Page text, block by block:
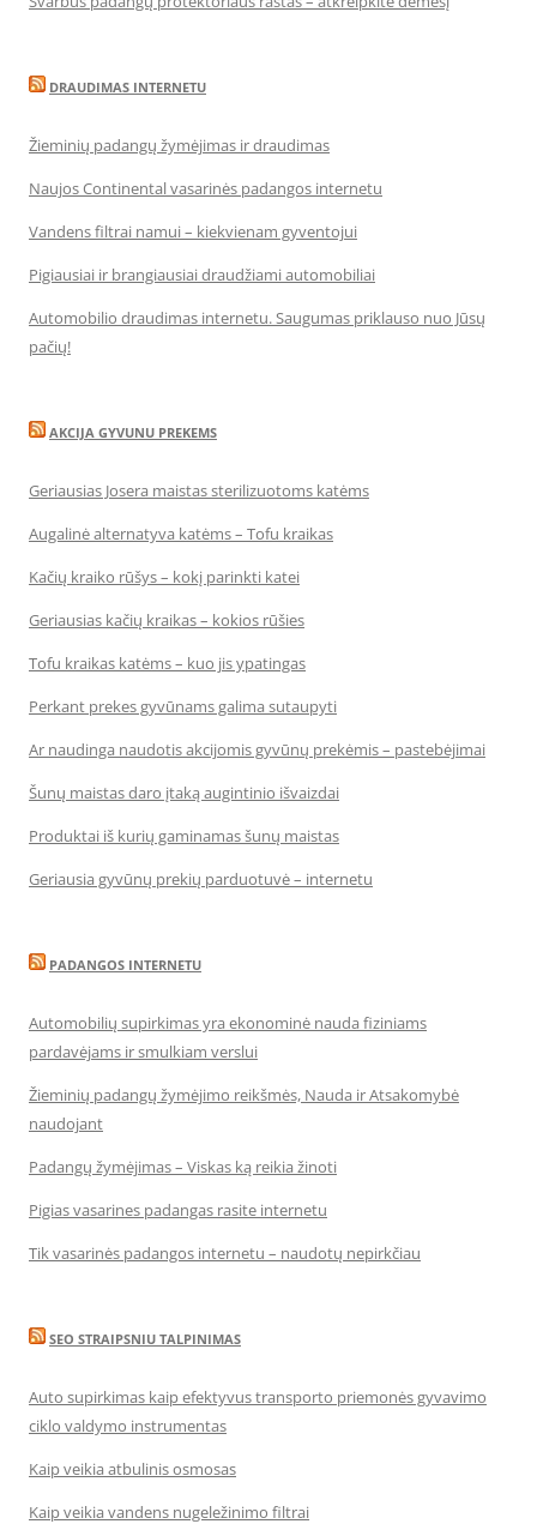
DRAUDIMAS INTERNETU
Žieminių padangų žymėjimas ir draudimas
Naujos Continental vasarinės padangos internetu
Vandens filtrai namui – kiekvienam gyventojui
Pigiausiai ir brangiausiai draudžiami automobiliai
Automobilio draudimas internetu. Saugumas priklauso nuo Jūsų
pačių!
AKCIJA GYVUNU PREKEMS
Geriausias Josera maistas sterilizuotoms katėms
Augalinė alternatyva katėms – Tofu kraikas
Kačių kraiko rūšys – kokį parinkti katei
Geriausias kačių kraikas – kokios rūšies
Tofu kraikas katėms – kuo jis ypatingas
Perkant prekes gyvūnams galima sutaupyti
Ar naudinga naudotis akcijomis gyvūnų prekėmis – pastebėjimai
Šunų maistas daro įtaką augintinio išvaizdai
Produktai iš kurių gaminamas šunų maistas
Geriausia gyvūnų prekių parduotuvė – internetu
PADANGOS INTERNETU
Automobilių supirkimas yra ekonominė nauda fiziniams
pardavėjams ir smulkiam verslui
Žieminių padangų žymėjimo reikšmės, Nauda ir Atsakomybė
naudojant
Padangų žymėjimas – Viskas ką reikia žinoti
Pigias vasarines padangas rasite internetu
Tik vasarinės padangos internetu – naudotų nepirkčiau
SEO STRAIPSNIU TALPINIMAS
Auto supirkimas kaip efektyvus transporto priemonės gyvavimo
ciklo valdymo instrumentas
Kaip veikia atbulinis osmosas
Kaip veikia vandens nugeležinimo filtrai